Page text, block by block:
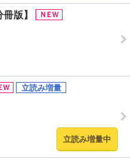
版】
立読み増量中